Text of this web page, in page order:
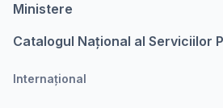
Ministere
Catalogul Național al Serviciilor
Internațional